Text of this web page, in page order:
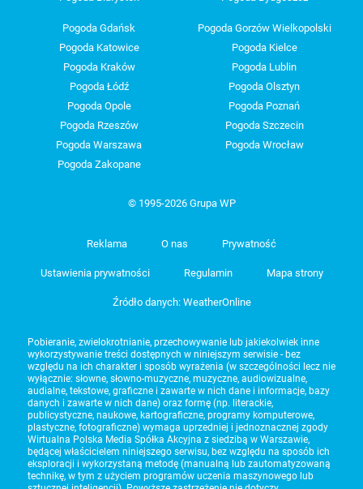
Pogoda Gdańsk
Pogoda Gorzów Wielkopolski
Pogoda Katowice
Pogoda Kielce
Pogoda Kraków
Pogoda Lublin
Pogoda Łódź
Pogoda Olsztyn
Pogoda Opole
Pogoda Poznań
Pogoda Rzeszów
Pogoda Szczecin
Pogoda Warszawa
Pogoda Wrocław
Pogoda Zakopane
© 1995-2026 Grupa WP
Reklama O nas Prywatność
Ustawienia prywatności Regulamin Mapa strony
Źródło danych: WeatherOnline
Pobieranie, zwielokrotnianie, przechowywanie lub jakiekolwiek inne
wykorzystywanie treści dostępnych w niniejszym serwisie - bez
względu na ich charakter i sposób wyrażenia (w szczególności lecz nie
wyłącznie: słowne, słowno-muzyczne, muzyczne, audiowizualne,
audialne, tekstowe, graficzne i zawarte w nich dane i informacje, bazy
danych i zawarte w nich dane) oraz formę (np. literackie,
publicystyczne, naukowe, kartograficzne, programy komputerowe,
plastyczne, fotograficzne) wymaga uprzedniej i jednoznacznej zgody
Wirtualna Polska Media Spółka Akcyjna z siedzibą w Warszawie,
będącej właścicielem niniejszego serwisu, bez względu na sposób ich
eksploracji i wykorzystaną metodę (manualną lub zautomatyzowaną
technikę, w tym z użyciem programów uczenia maszynowego lub